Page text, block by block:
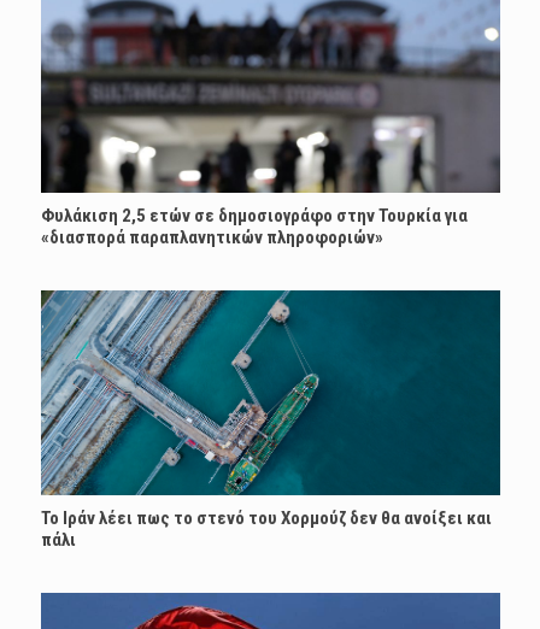
Φυλάκιση 2,5 ετών σε δημοσιογράφο στην Τουρκία για
«διασπορά παραπλανητικών πληροφοριών»
Το Ιράν λέει πως το στενό του Χορμούζ δεν θα ανοίξει και
πάλι